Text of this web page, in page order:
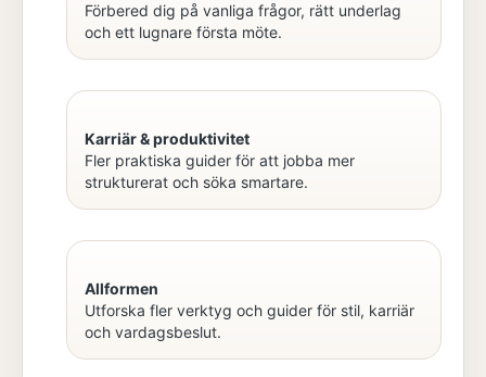
Förbered dig på vanliga frågor, rätt underlag
och ett lugnare första möte.
Karriär & produktivitet
Fler praktiska guider för att jobba mer
strukturerat och söka smartare.
Allformen
Utforska fler verktyg och guider för stil, karriär
och vardagsbeslut.